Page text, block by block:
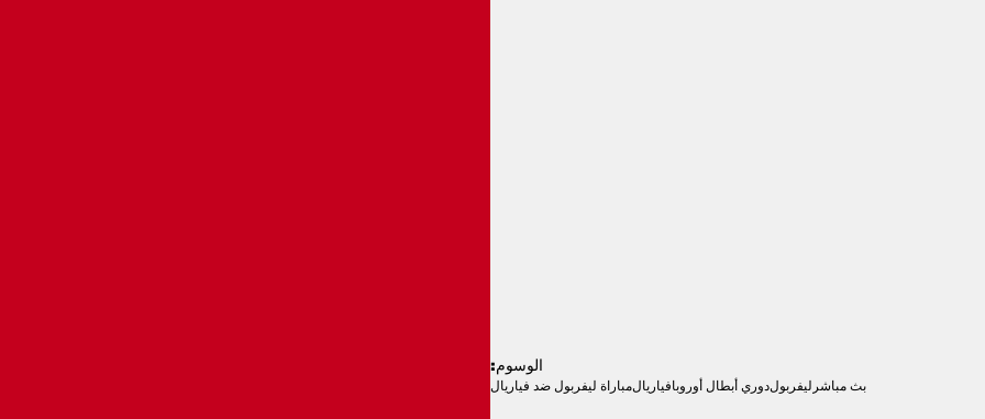
الوسوم:
بث مباشر ليفربولدوري أبطال أوروبافياريالمباراة ليفربول ضد فياريال